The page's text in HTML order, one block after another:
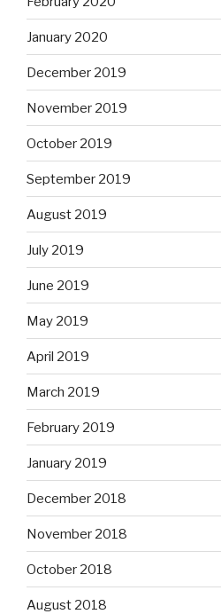
January 2020
December 2019
November 2019
October 2019
September 2019
August 2019
July 2019
June 2019
May 2019
April 2019
March 2019
February 2019
January 2019
December 2018
November 2018
October 2018
August 2018